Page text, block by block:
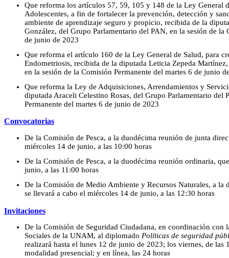
Que reforma los artículos 57, 59, 105 y 148 de la Ley General
Adolescentes, a fin de fortalecer la prevención, detección y
ambiente de aprendizaje seguro y propicio, recibida de la
González, del Grupo Parlamentario del PAN, en la sesión de la
de junio de 2023
Que reforma el artículo 160 de la Ley General de Salud, para
Endometriosis, recibida de la diputada Leticia Zepeda
en la sesión de la Comisión Permanente del martes 6 de junio
Que reforma la Ley de Adquisiciones, Arrendamientos y
diputada Araceli Celestino Rosas, del Grupo Parlamentario del
Permanente del martes 6 de junio de 2023
Convocatorias
De la Comisión de Pesca, a la duodécima reunión de junta
miércoles 14 de junio, a las 10:00 horas
De la Comisión de Pesca, a la duodécima reunión ordinaria,
junio, a las 11:00 horas
De la Comisión de Medio Ambiente y Recursos Naturales, a la
se llevará a cabo el miércoles 14 de junio, a las 12:30 horas
Invitaciones
De la Comisión de Seguridad Ciudadana, en coordinación con
Sociales de la UNAM, al diplomado Políticas de seguridad
realizará hasta el lunes 12 de junio de 2023; los viernes, de las
modalidad presencial; y en línea, las 24 horas